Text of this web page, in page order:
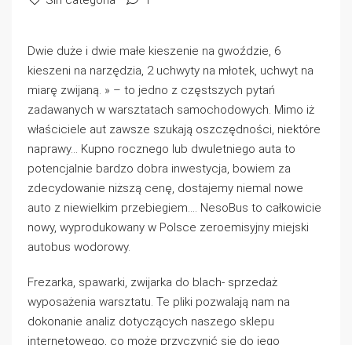
Dwie duże i dwie małe kieszenie na gwoździe, 6
kieszeni na narzędzia, 2 uchwyty na młotek, uchwyt na
miarę zwijaną. » – to jedno z częstszych pytań
zadawanych w warsztatach samochodowych. Mimo iż
właściciele aut zawsze szukają oszczędności, niektóre
naprawy… Kupno rocznego lub dwuletniego auta to
potencjalnie bardzo dobra inwestycja, bowiem za
zdecydowanie niższą cenę, dostajemy niemal nowe
auto z niewielkim przebiegiem…. NesoBus to całkowicie
nowy, wyprodukowany w Polsce zeroemisyjny miejski
autobus wodorowy.
Frezarka, spawarki, zwijarka do blach- sprzedaż
wyposażenia warsztatu. Te pliki pozwalają nam na
dokonanie analiz dotyczących naszego sklepu
internetowego, co może przyczynić się do jego